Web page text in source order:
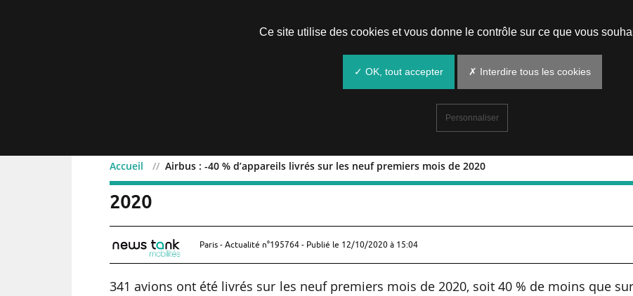
Accueil Airbus : -40 % d’appareils livrés sur les neuf premiers mois de 2020
Airbus : -40 % d’appareils livrés sur les neuf premiers mois de
2020
Paris - Actualité n°195764 - Publié le 12/10/2020 à 15:04
341 avions ont été livrés sur les neuf premiers mois de 2020, soit 40 % de moins que
Ce site utilise des cookies et vous donne le contrôle sur ce que vous
✓ OK, tout accepter ✗ Interdire tous les cookies
Personnaliser